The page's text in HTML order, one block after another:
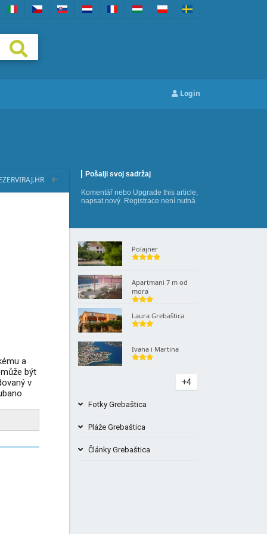
Login
Pošalji svoj sadržaj
Komentář nebo Upgrade this article,
napsat nový. Registrace není nutná
a
být
v
Polajner
Apartmani 7 m od
mora
Laura Grebaštica
Ivana i Martina
+4
Fotky Grebaštica
Pláže Grebaštica
Články Grebaštica